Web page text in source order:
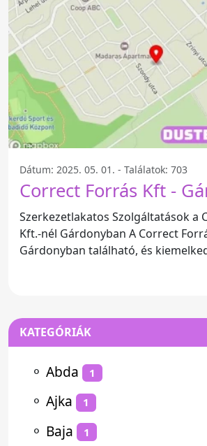
Dátum: 2025. 05. 01. - Találatok: 703
Correct Forrás Kft -
Szerkezetlakatos Szolgáltatások a
Kft.-nél Gárdonyban A Correct Forrás Kft.
Gárdonyban található, és
KATEGÓRIÁK
⚬ Abda 1
⚬ Ajka 1
⚬ Baja 1